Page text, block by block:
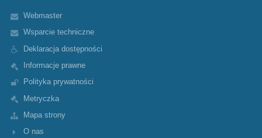
Webmaster
Wsparcie techniczne
Deklaracja dostępności
Informacje prawne
Polityka prywatności
Metryczka
Mapa strony
O nas